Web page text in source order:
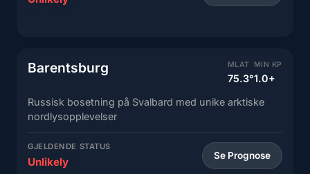
Barentsburg MLAT
75.3°
MIN KP
1.0+
Russisk bosetning på Svalbard med unike arktiske
nordlysopplevelser
GJELDENDE STATUS
Unlikely Se Prognose